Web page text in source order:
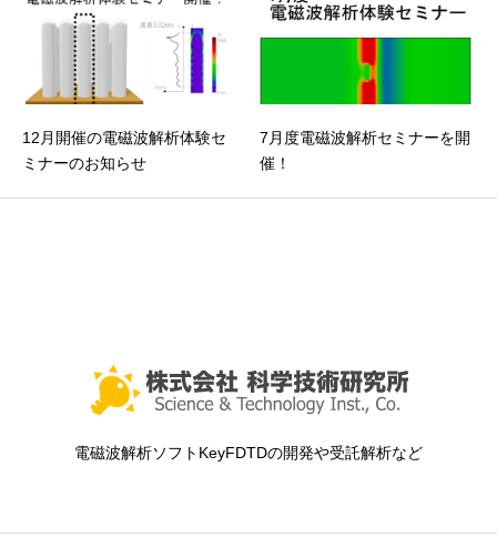
12月開催の電磁波解析体験セ
ミナーのお知らせ
7月度電磁波解析セミナーを開
催！
電磁波解析ソフトKeyFDTDの開発や受託解析など